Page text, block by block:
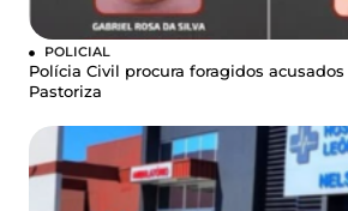
POLICIAL
Polícia Civil procura foragidos
Pastoriza